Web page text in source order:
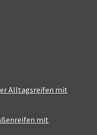
Alltagsreifen mit
mit